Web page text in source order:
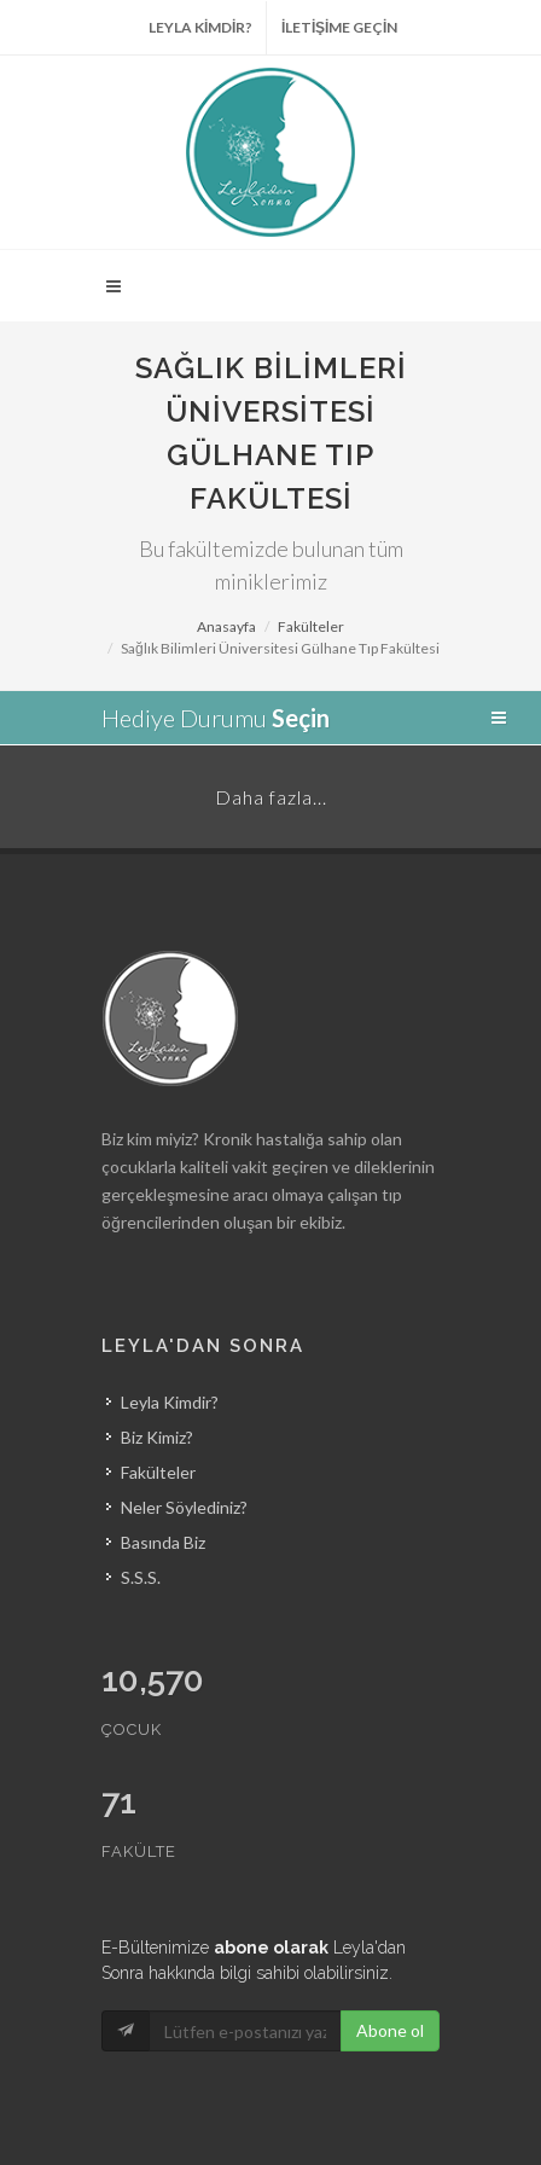
LEYLA KİMDİR? İLETİŞİME GEÇİN
SAĞLIK BILIMLERI
ÜNIVERSITESI
GÜLHANE TIP
FAKÜLTESI
Bu fakültemizde bulunan tüm
miniklerimiz
Anasayfa
Fakülteler
Sağlık Bilimleri Üniversitesi Gülhane Tıp Fakültesi
Hediye Durumu Seçin
Daha fazla...
Biz kim miyiz? Kronik hastalığa sahip olan
çocuklarla kaliteli vakit geçiren ve dileklerinin
gerçekleşmesine aracı olmaya çalışan tıp
öğrencilerinden oluşan bir ekibiz.
LEYLA'DAN SONRA
Leyla Kimdir?
Biz Kimiz?
Fakülteler
Neler Söylediniz?
Basında Biz
S.S.S.
10,570
ÇOCUK
71
FAKÜLTE
E-Bültenimize abone olarak Leyla'dan
Sonra hakkında bilgi sahibi olabilirsiniz.
Abone ol